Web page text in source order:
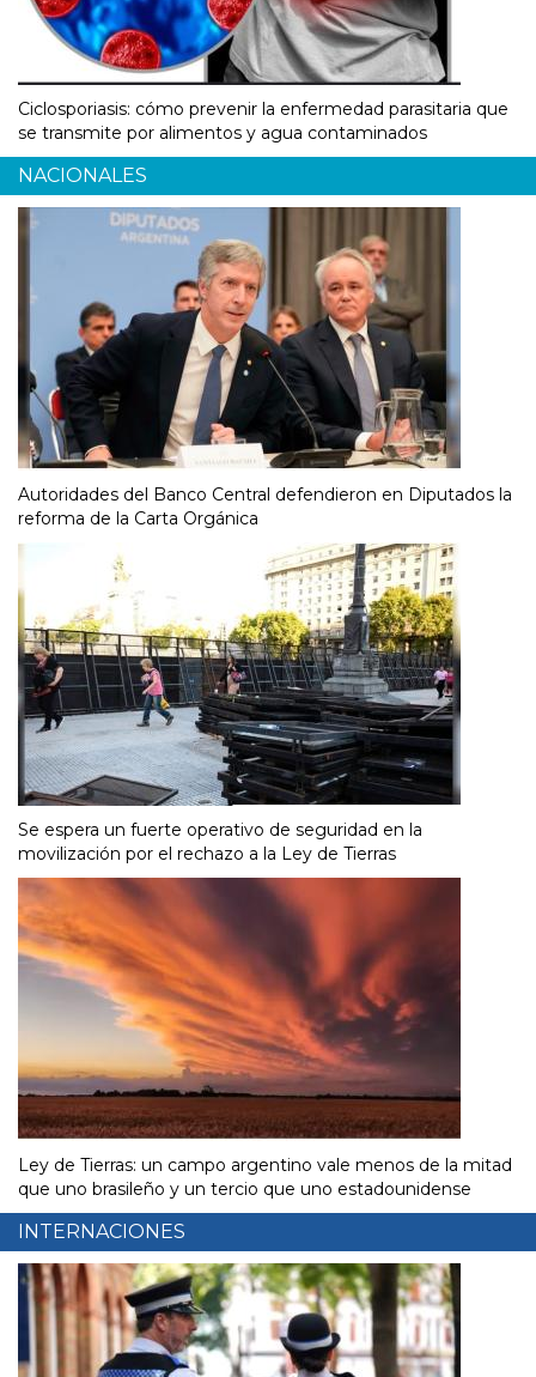
Ciclosporiasis: cómo prevenir la enfermedad parasitaria que
se transmite por alimentos y agua contaminados
NACIONALES
Autoridades del Banco Central defendieron en Diputados la
reforma de la Carta Orgánica
Se espera un fuerte operativo de seguridad en la
movilización por el rechazo a la Ley de Tierras
Ley de Tierras: un campo argentino vale menos de la mitad
que uno brasileño y un tercio que uno estadounidense
INTERNACIONES